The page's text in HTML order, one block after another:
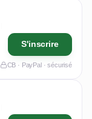
S'inscrire
CB · PayPal · sécurisé